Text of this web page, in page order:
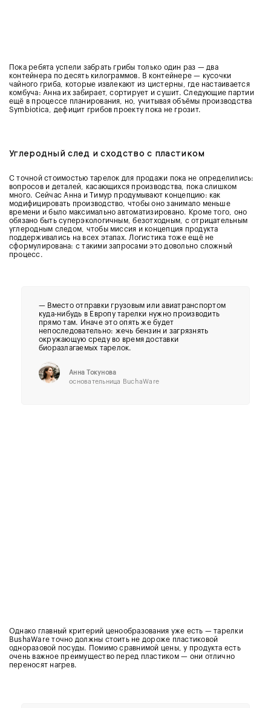
Пока ребята успели забрать грибы только один раз — два
контейнера по десять килограммов. В контейнере — кусочки
чайного гриба, которые извлекают из цистерны, где настаивается
комбуча: Анна их забирает, сортирует и сушит. Следующие партии
ещё в процессе планирования, но, учитывая объёмы производства
Symbiotica, дефицит грибов проекту пока не грозит.
Углеродный след и сходство с пластиком
С точной стоимостью тарелок для продажи пока не определились:
вопросов и деталей, касающихся производства, пока слишком
много. Сейчас Анна и Тимур продумывают концепцию: как
модифицировать производство, чтобы оно занимало меньше
времени и было максимально автоматизировано. Кроме того, оно
обязано быть суперэкологичным, безотходным, с отрицательным
углеродным следом, чтобы миссия и концепция продукта
поддерживались на всех этапах. Логистика тоже ещё не
сформулирована: с такими запросами это довольно сложный
процесс.
— Вместо отправки грузовым или авиатранспортом
куда-нибудь в Европу тарелки нужно производить
прямо там. Иначе это опять же будет
непоследовательно: жечь бензин и загрязнять
окружающую среду во время доставки
биоразлагаемых тарелок.
Анна Токунова
основательница BuchaWare
Однако главный критерий ценообразования уже есть — тарелки
BushaWare точно должны стоить не дороже пластиковой
одноразовой посуды. Помимо сравнимой цены, у продукта есть
очень важное преимущество перед пластиком — они отлично
переносят нагрев.